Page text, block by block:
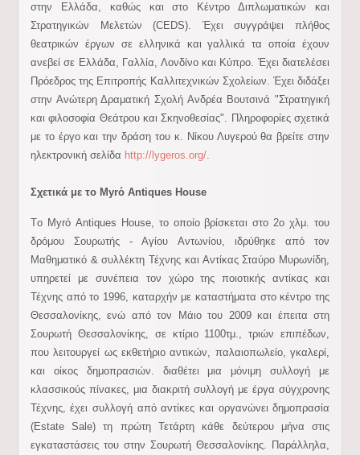
στην Ελλάδα, καθώς και στο Κέντρο Διπλωματικών και
Στρατηγικών Μελετών (CEDS). Έχει συγγράψει πλήθος
θεατρικών έργων σε ελληνικά και γαλλικά τα οποία έχουν
ανεβεί σε Ελλάδα, Γαλλία, Λονδίνο και Κύπρο. Έχει διατελέσει
Πρόεδρος της Επιτροπής Καλλιτεχνικών Σχολείων. Έχει διδάξει
στην Ανώτερη Δραματική Σχολή Ανδρέα Βουτσινά "Στρατηγική
και φιλοσοφία Θεάτρου και Σκηνοθεσίας". Πληροφορίες σχετικά
με το έργο και την δράση του κ. Νίκου Λυγερού θα βρείτε στην
ηλεκτρονική σελίδα http://lygeros.org/.
Σχετικά με το Myrό Antiques House
Τo Myrό Antiques House, το οποίο βρίσκεται στο 2ο χλμ. του
δρόμου Σουρωτής - Αγίου Αντωνίου, ιδρύθηκε από τον
Μαθηματικό & συλλέκτη Τέχνης και Αντίκας Σταύρο Μυρωνίδη,
υπηρετεί με συνέπεια τον χώρο της ποιοτικής αντίκας και
Τέχνης από το 1996, καταρχήν με καταστήματα στο κέντρο της
Θεσσαλονίκης, ενώ από τον Μάιο του 2009 και έπειτα στη
Σουρωτή Θεσσαλονίκης, σε κτίριο 1100τμ., τριών επιπέδων,
που λειτουργεί ως εκθετήριο αντικών, παλαιοπωλείο, γκαλερί,
και οίκος δημοπρασιών. διαθέτει μια μόνιμη συλλογή με
κλασσικούς πίνακες, μια διακριτή συλλογή με έργα σύγχρονης
Τέχνης, έχει συλλογή από αντίκες και οργανώνει δημοπρασία
(Estate Sale) τη πρώτη Τετάρτη κάθε δεύτερου μήνα στις
εγκαταστάσεις του στην Σουρωτή Θεσσαλονίκης. Παράλληλα,